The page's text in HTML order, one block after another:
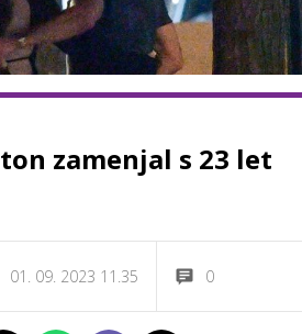
zamenjal s 23 let
01. 09. 2023 11.35 0